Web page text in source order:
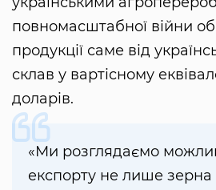
повномасштабної війни
продукції саме від
склав у вартісному
доларів.
«Ми розглядаємо
експорту не лише